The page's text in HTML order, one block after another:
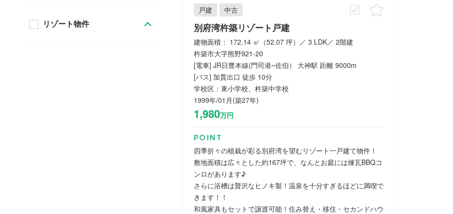
戸建 中古
別府湾杵築リゾート戸建
建物面積： 172.14 ㎡（52.07 坪）／ 3 LDK／ 2階建
杵築市大字熊野921-20
[電車] JR日豊本線(門司港~佐伯） 大神駅 距離 9000m
[バス] 加貫出口 徒歩 10分
学校区：東小学校、杵築中学校
1999年/01月(築27年)
1,980万円
POINT
四季折々の植栽が彩る別府湾を望むリゾート一戸建て物件！
敷地面積は広々とした約167坪で、なんとお庭には煉瓦BBQコ
ンロがあります♪
さらに浴槽は贅沢なヒノキ製！温泉を十分すぎるほどに満喫で
きます！！
和風家具もセットで譲渡可能！住み替え・移住・セカンドハウ
リゾート物件